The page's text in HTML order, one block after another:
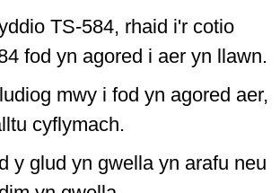
TS-584, rhaid i'r cotio
fod yn agored i aer yn llawn.
mwy i fod yn agored aer,
cyflymach.
y glud yn gwella yn arafu neu